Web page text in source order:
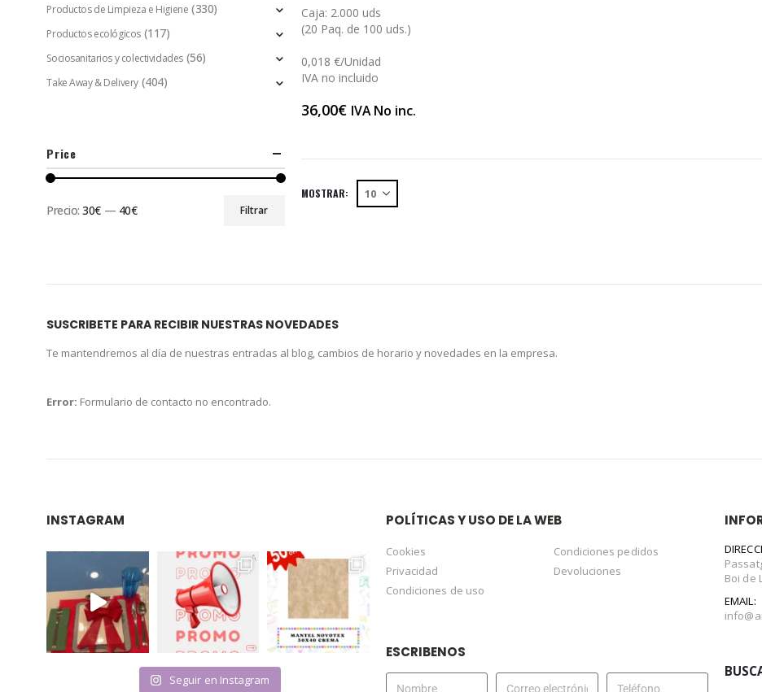
Caja: 2.000 uds
(20 Paq. de 100 uds.)
0,018 €/Unidad
IVA no incluido
36,00€ IVA No inc.
MOSTRAR:
Productos de Limpieza e Higiene (330)
Productos ecológicos (117)
Sociosanitarios y colectividades (56)
Take Away & Delivery (404)
Price
Filtrar
Precio:30€ — 40€
SUSCRIBETE PARA RECIBIR NUESTRAS NOVEDADES
Te mantendremos al día de nuestras entradas al blog, cambios de horario y novedades en la empresa.
Error: Formulario de contacto no encontrado.
INSTAGRAM
Seguir en Instagram
POLÍTICAS Y USO DE LA WEB
Cookies
Privacidad
Condiciones de uso
Condiciones pedidos
Devoluciones
ESCRIBENOS
Boi de
EMAIL: